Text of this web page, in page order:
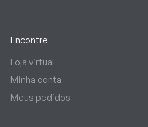
Encontre
Loja virtual
Minha conta
Meus pedidos